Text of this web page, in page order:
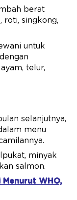
berat
roti, singkong,
untuk
telur,
selanjutnya,
menu
minyak
salmon.
Menurut WHO,